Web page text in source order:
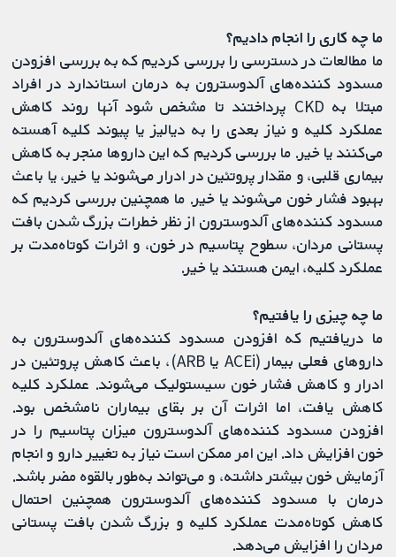
ما‌‎ چه کاری را انجام دادیم؟
ما مطالعات در دسترسی را بررسی کردیم که به بررسی افزودن
مسدود کننده‌های آلدوسترون به درمان استاندارد در افراد
مبتلا به CKD پرداختند تا مشخص شود آنها روند کاهش
عملکرد کلیه و نیاز بعدی را به دیالیز یا پیوند کلیه آهسته
می‌کنند یا خیر. ما بررسی کردیم که این داروها منجر به کاهش
بیماری قلبی، و مقدار پروتئین در ادرار می‌شوند یا خیر، یا باعث
بهبود فشار خون می‌شوند یا خیر. ما همچنین بررسی کردیم که
مسدود کننده‌های آلدوسترون از نظر خطرات بزرگ شدن بافت
پستانی مردان، سطوح پتاسیم در خون، و اثرات کوتاه‌مدت بر
عملکرد کلیه، ایمن هستند یا خیر.
ما چه چیزی را یافتیم؟
ما دریافتیم که افزودن مسدود کننده‌های آلدوسترون به
داروهای فعلی بیمار (ACEi یا ARB)، باعث کاهش پروتئین در
ادرار و کاهش فشار خون سیستولیک می‌شوند. عملکرد کلیه
کاهش یافت، اما اثرات آن بر بقای بیماران نامشخص بود.
افزودن مسدود کننده‌های آلدوسترون میزان پتاسیم را در
خون افزایش داد. این امر ممکن است نیاز به تغییر دارو و انجام
آزمایش خون بیشتر داشته، و می‌تواند به‌طور بالقوه مضر باشد.
درمان با مسدود کننده‌های آلدوسترون همچنین احتمال
کاهش کوتاه‌مدت عملکرد کلیه و بزرگ شدن بافت پستانی
مردان را افزایش می‌دهد.